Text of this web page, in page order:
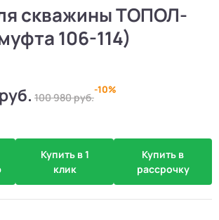
скважины ТОПОЛ-
106-114)
руб. 100 980руб.
-10%
Купить в 1
клик
Купить в
рассрочку